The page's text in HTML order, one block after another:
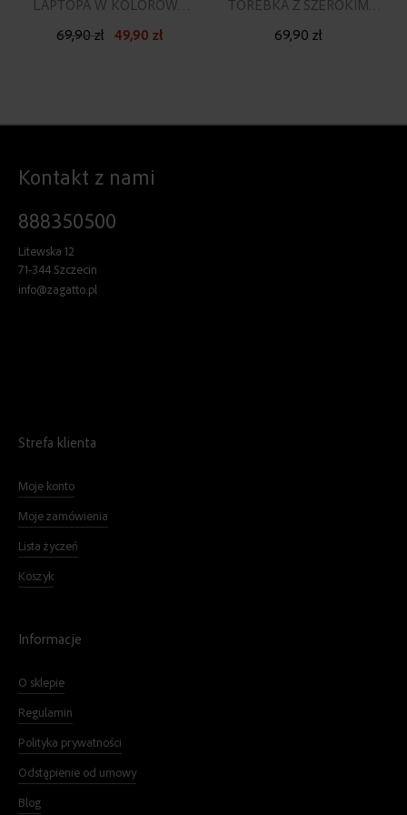
LAPTOPA W KOLOROWE
KWIATY 15,6”
49,90 zł
69,90 zł
TOREBKA Z SZEROKIM
PASKIEM SHOPPERKA
69,90 zł
Kontakt z nami
888350500
Litewska 12
71-344 Szczecin
info@zagatto.pl
Strefa klienta
Moje konto
Moje zamówienia
Lista życzeń
Koszyk
Informacje
O sklepie
Regulamin
Polityka prywatności
Odstąpienie od umowy
Blog